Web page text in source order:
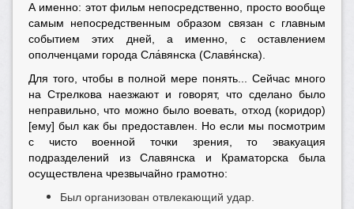
А именно: этот фильм непосредственно, просто вообще
самым непосредственным образом связан с главным
событием этих дней, а именно, с оставлением
ополченцами города Сла́вянска (Славя́нска).
Для того, чтобы в полной мере понять... Сейчас много
на Стрелкова наезжают и говорят, что сделано было
неправильно, что можно было воевать, отход (коридор)
[ему] был как бы предоставлен. Но если мы посмотрим
с чисто военной точки зрения, то эвакуация
подразделений из Славянска и Краматорска была
осуществлена чрезвычайно грамотно:
Был организован отвлекающий удар.